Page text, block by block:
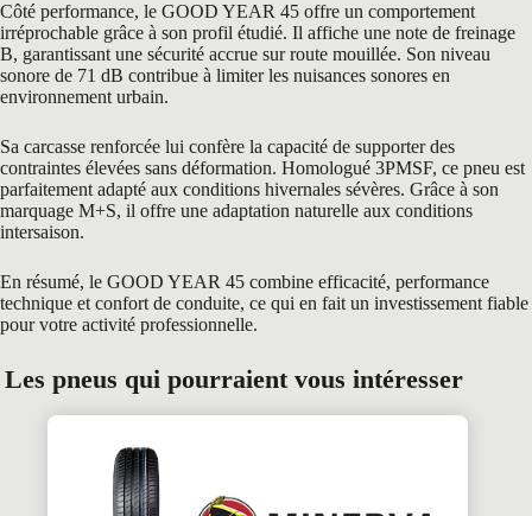
Côté performance, le GOOD YEAR 45 offre un comportement
irréprochable grâce à son profil étudié. Il affiche une note de freinage
B, garantissant une sécurité accrue sur route mouillée. Son niveau
sonore de 71 dB contribue à limiter les nuisances sonores en
environnement urbain.
Sa carcasse renforcée lui confère la capacité de supporter des
contraintes élevées sans déformation. Homologué 3PMSF, ce pneu est
parfaitement adapté aux conditions hivernales sévères. Grâce à son
marquage M+S, il offre une adaptation naturelle aux conditions
intersaison.
En résumé, le GOOD YEAR 45 combine efficacité, performance
technique et confort de conduite, ce qui en fait un investissement fiable
pour votre activité professionnelle.
Les pneus qui pourraient vous intéresser